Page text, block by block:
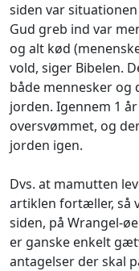
siden var
Gud greb ind var
og alt kød
vold, siger Bibelen.
både mennesker og
jorden. Igennem 1
oversvømmet, og
jorden igen.
Dvs. at mamutten
artiklen fortæller, så
siden, på Wrangel-
er ganske enkelt
antagelser der skal